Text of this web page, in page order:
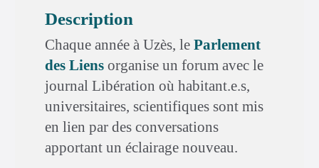
Description
Chaque année à Uzès, le Parlement
des Liens organise un forum avec le
journal Libération où habitant.e.s,
universitaires, scientifiques sont mis
en lien par des conversations
apportant un éclairage nouveau.